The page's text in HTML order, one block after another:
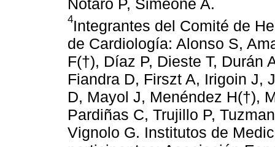
Notaro P, Simeone A.
4Integrantes del Comité de
de Cardiología: Alonso S,
F(†), Díaz P, Dieste T, Durán
Fiandra D, Firszt A, Irigoin J,
D, Mayol J, Menéndez H(†),
Pardiñas C, Trujillo P,
Vignolo G. Institutos de